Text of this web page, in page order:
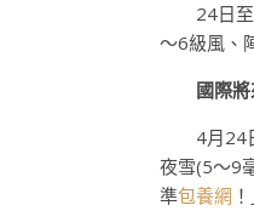
24日
～6級風、
國際
4月24
夜雪(5～9
準包養網